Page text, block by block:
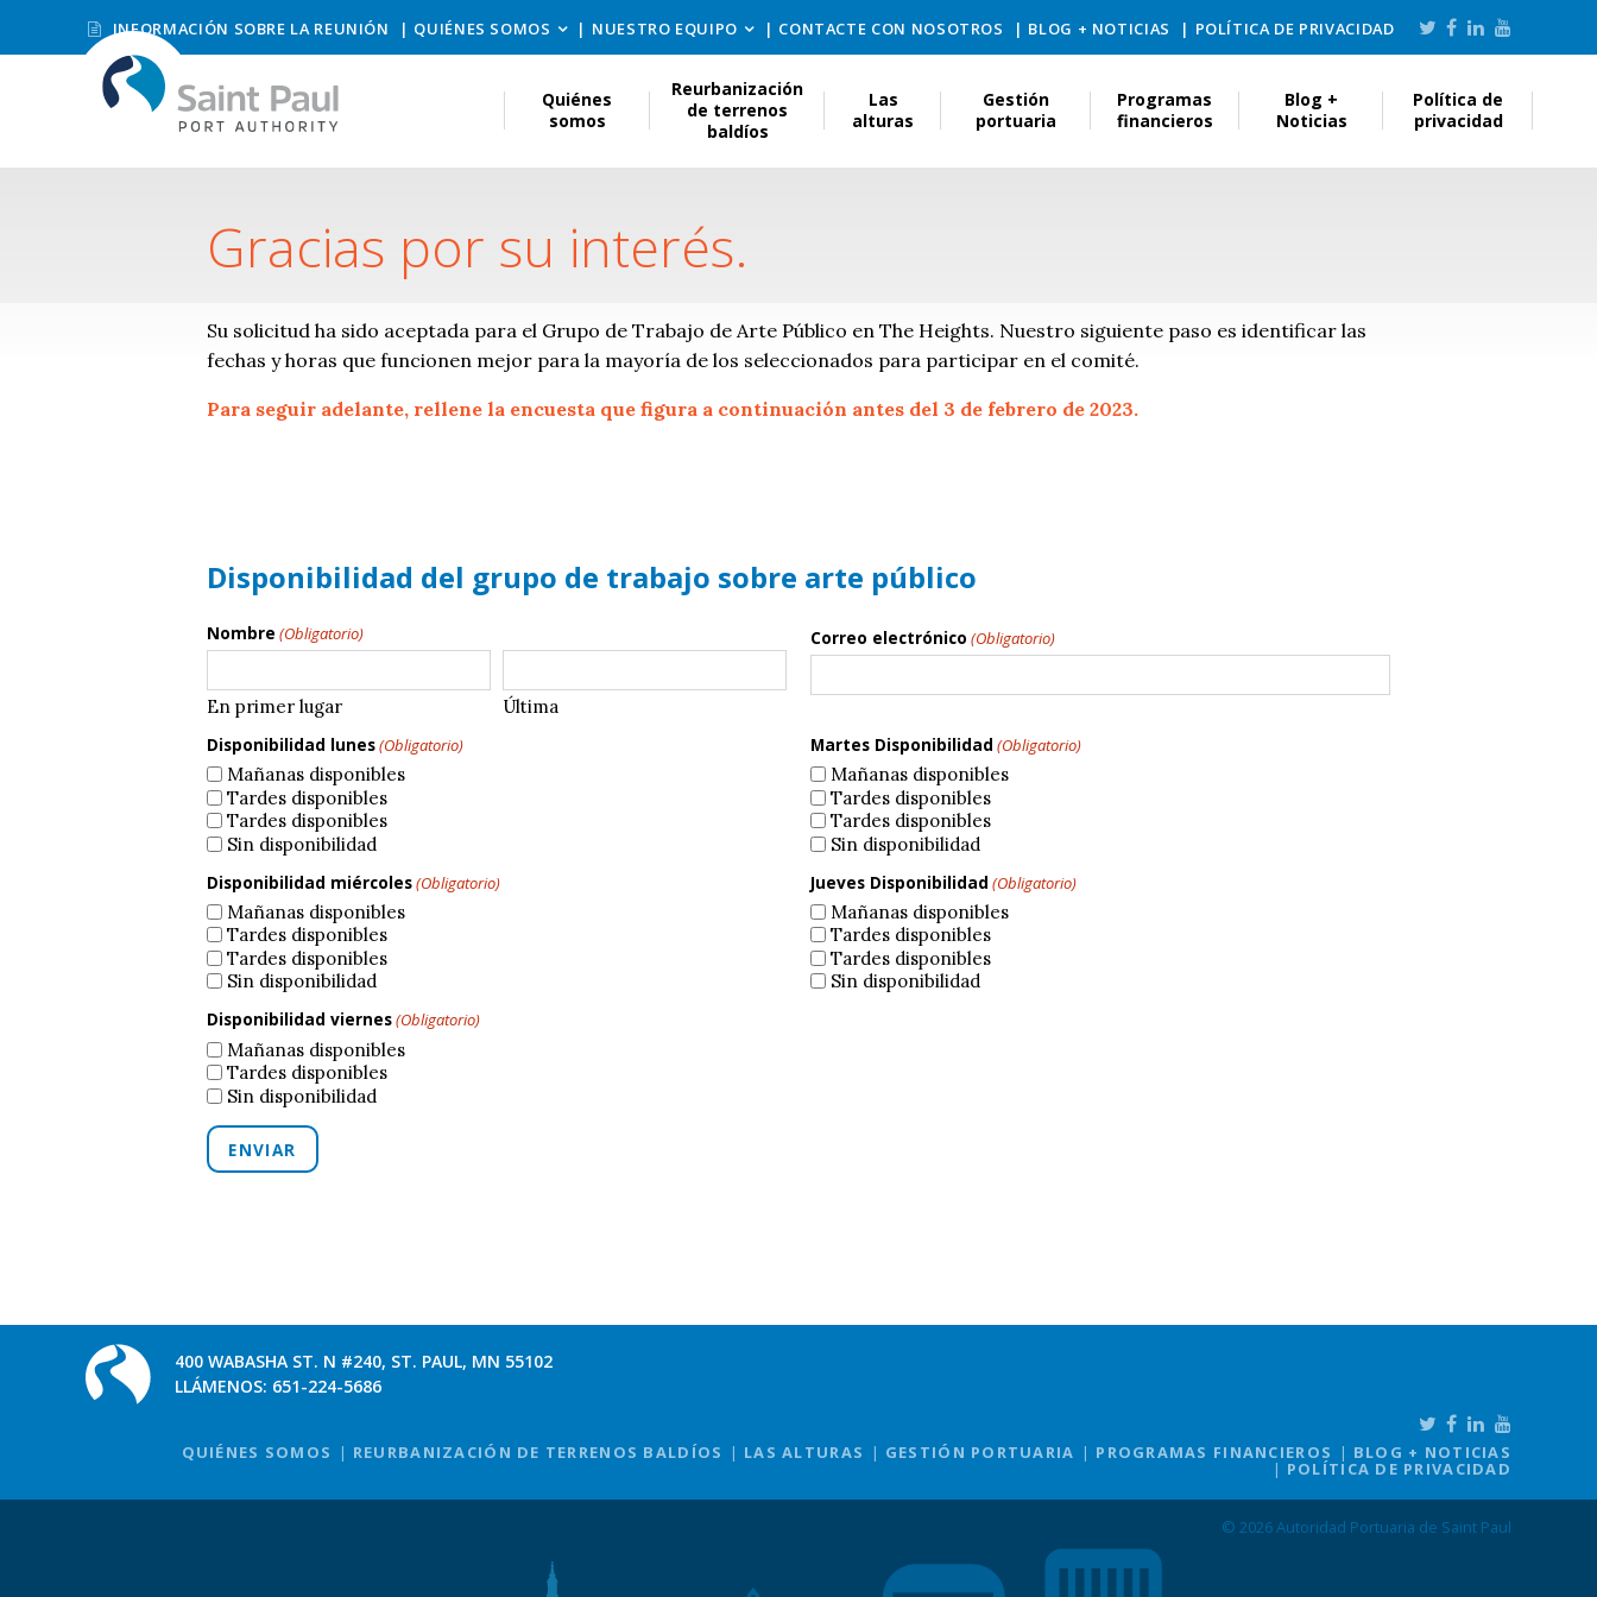
INFORMACIÓN SOBRE LA REUNIÓN QUIÉNES SOMOS NUESTRO EQUIPO CONTACTE CON NOSOTROS BLOG + NOTICIAS POLÍTICA DE PRIVACIDAD
Quiénes
somos
Reurbanización
de terrenos
baldíos
Las
alturas
Gestión
portuaria
Programas
financieros
Blog +
Noticias
Política de
privacidad
Gracias por su interés.
Su solicitud ha sido aceptada para el Grupo de Trabajo de Arte Público en The Heights. Nuestro siguiente paso es identificar las
fechas y horas que funcionen mejor para la mayoría de los seleccionados para participar en el comité.
Para seguir adelante, rellene la encuesta que figura a continuación antes del 3 de febrero de 2023.
Disponibilidad del grupo de trabajo sobre arte público
Nombre (Obligatorio)
En primer lugar Última
Correo electrónico (Obligatorio)
Disponibilidad lunes(Obligatorio)
Mañanas disponibles
Tardes disponibles
Tardes disponibles
Sin disponibilidad
Martes Disponibilidad (Obligatorio)
Mañanas disponibles
Tardes disponibles
Tardes disponibles
Sin disponibilidad
Disponibilidad miércoles(Obligatorio)
Mañanas disponibles
Tardes disponibles
Tardes disponibles
Sin disponibilidad
Jueves Disponibilidad (Obligatorio)
Mañanas disponibles
Tardes disponibles
Tardes disponibles
Sin disponibilidad
Disponibilidad viernes(Obligatorio)
Mañanas disponibles
Tardes disponibles
Sin disponibilidad
ENVIAR
400 WABASHA ST. N #240, ST. PAUL, MN 55102
LLÁMENOS: 651-224-5686
QUIÉNES SOMOS REURBANIZACIÓN DE TERRENOS BALDÍOS LAS ALTURAS GESTIÓN PORTUARIA PROGRAMAS FINANCIEROS BLOG + NOTICIAS
POLÍTICA DE PRIVACIDAD
© 2026 Autoridad Portuaria de Saint Paul